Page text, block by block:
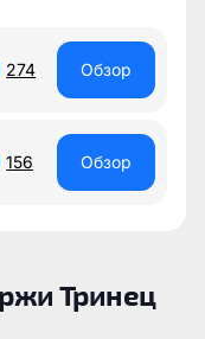
274 Обзор
156 Обзор
Тринец